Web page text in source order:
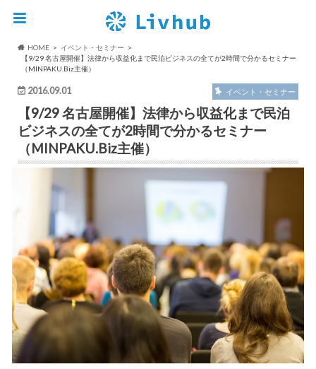
HOME
イベント・セミナー
【9/29 名古屋開催】法律から収益化まで民泊ビジネスの全てが2時間で分かるセミナー
（MINPAKU.Biz主催）
2016.09.01 イベント・セミナー
【9/29 名古屋開催】法律から収益化まで民泊
ビジネスの全てが2時間で分かるセミナー
（MINPAKU.Biz主催）